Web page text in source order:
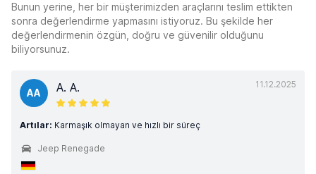
Bunun yerine, her bir müşterimizden araçlarını teslim ettikten
sonra değerlendirme yapmasını istiyoruz. Bu şekilde her
değerlendirmenin özgün, doğru ve güvenilir olduğunu
biliyorsunuz.
11.12.2025
AA A. A.
Artılar: Karmaşık olmayan ve hızlı bir süreç
Jeep Renegade